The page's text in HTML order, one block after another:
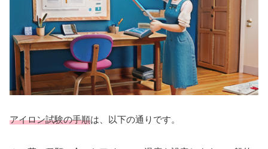
アイロン試験の手順は、以下の通りです。